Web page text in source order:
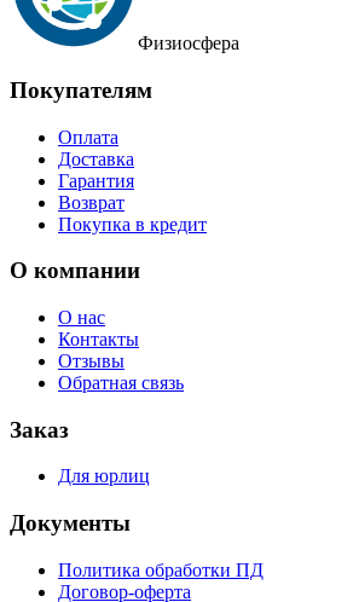
Физиосфера
Покупателям
Оплата
Доставка
Гарантия
Возврат
Покупка в кредит
О компании
О нас
Контакты
Отзывы
Обратная связь
Заказ
Для юрлиц
Документы
Политика обработки ПД
Договор-оферта